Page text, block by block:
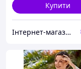
Купити
Інтернет-магазин "Carmen"